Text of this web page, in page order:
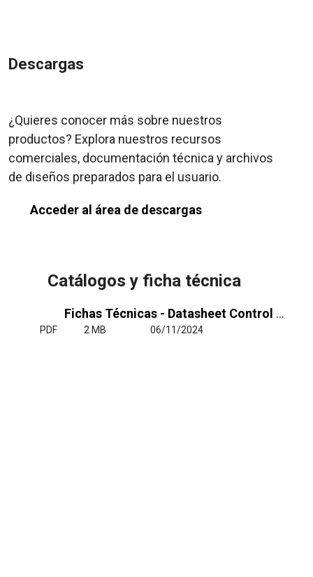
Descargas
¿Quieres conocer más sobre nuestros
productos? Explora nuestros recursos
comerciales, documentación técnica y archivos
de diseños preparados para el usuario.
Acceder al área de descargas
Catálogos y ficha técnica
Fichas Técnicas - Datasheet Control Advanced PRO
PDF 2 MB 06/11/2024